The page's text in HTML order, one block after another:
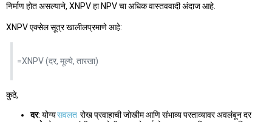
निर्माण होत असल्याने, XNPV हा NPV चा अधिक वास्तववादी अंदाज आहे.
XNPV एक्सेल सूत्र खालीलप्रमाणे आहे:
=XNPV (दर, मूल्ये, तारखा)
कुठे,
दर: योग्यसवलत रोख प्रवाहाची जोखीम आणि संभाव्य परताव्यावर अवलंबून दर